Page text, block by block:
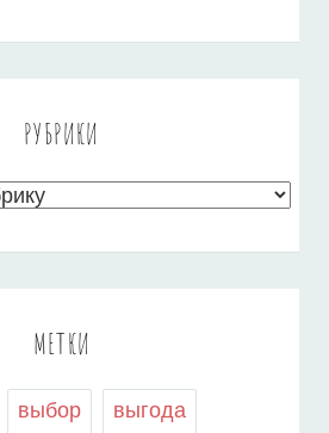
РУБРИКИ
МЕТКИ
выбор выгода